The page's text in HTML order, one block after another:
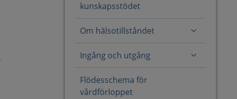
kunskapsstödet
Om hälsotillståndet
Ingång och utgång
Flödesschema för
vårdförloppet